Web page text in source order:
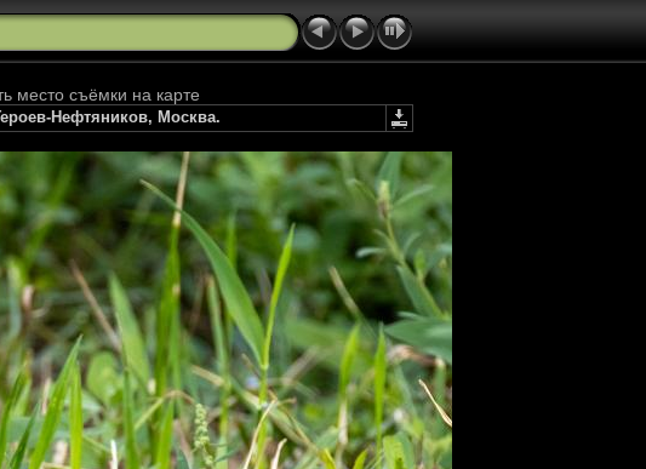
место съёмки на карте
Нефтяников, Москва.